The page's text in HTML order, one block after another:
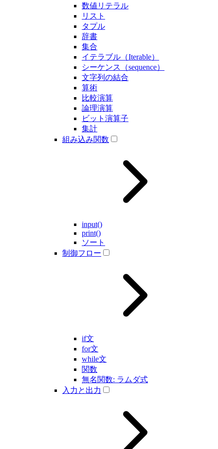
数値リテラル
リスト
タプル
辞書
集合
イテラブル（Iterable）
シーケンス（sequence）
文字列の結合
算術
比較演算
論理演算
ビット演算子
集計
組み込み関数
input()
print()
ソート
制御フロー
if文
for文
while文
関数
無名関数: ラムダ式
入力と出力